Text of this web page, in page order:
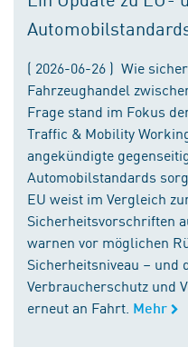
( 2026-06-26 ) Wie
Fahrzeughandel
Frage stand im Fokus
Traffic & Mobility
angekündigte
Automobilstandards
EU weist im Vergleich
Sicherheitsvorschriften
warnen vor möglichen
Sicherheitsniveau – und
Verbraucherschutz und
erneut an Fahrt. Mehr